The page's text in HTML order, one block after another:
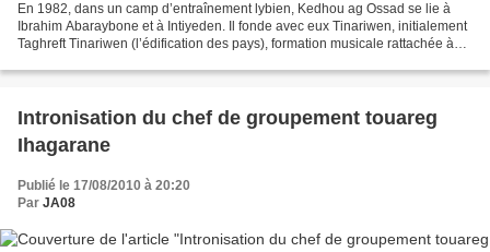
En 1982, dans un camp d’entraînement lybien, Kedhou ag Ossad se lie à
Ibrahim Abaraybone et à Intiyeden. Il fonde avec eux Tinariwen, initialement
Taghreft Tinariwen (l’édification des pays), formation musicale rattachée à
Intronisation du chef de groupement touareg
Ihagarane
Publié le 17/08/2010 à 20:20
Par JA08